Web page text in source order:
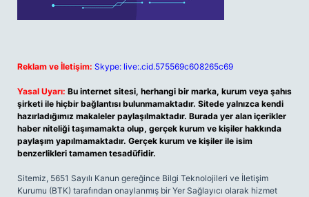
Reklam ve İletişim: Skype: live:.cid.575569c608265c69
Yasal Uyarı: Bu internet sitesi, herhangi bir marka, kurum veya şahıs
şirketi ile hiçbir bağlantısı bulunmamaktadır. Sitede yalnızca kendi
hazırladığımız makaleler paylaşılmaktadır. Burada yer alan içerikler
haber niteliği taşımamakta olup, gerçek kurum ve kişiler hakkında
paylaşım yapılmamaktadır. Gerçek kurum ve kişiler ile isim
benzerlikleri tamamen tesadüfidir.
Sitemiz, 5651 Sayılı Kanun gereğince Bilgi Teknolojileri ve İletişim
Kurumu (BTK) tarafından onaylanmış bir Yer Sağlayıcı olarak hizmet